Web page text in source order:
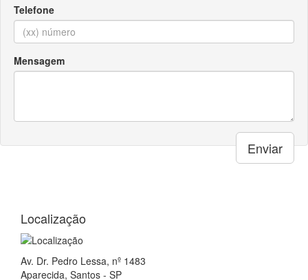
Localização
Av. Dr. Pedro Lessa, nº 1483
Ajuda e suporte
Formas de Pagamento
Á vista ou até 3x: